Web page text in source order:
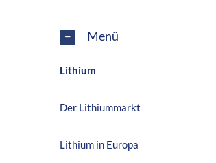
Menü
Lithium
Der Lithiummarkt
Lithium in Europa